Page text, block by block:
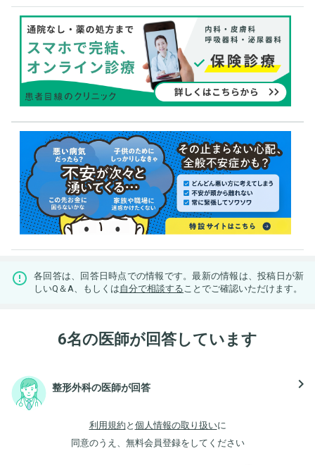
各回答は、回答日時点での情報です。最新の情報は、投稿日が新
しいQ＆A、もしくは自分で相談する ことでご確認いただけます。
6名の医師が回答しています
整形外科の医師が回答 navigate_next
利用規約 と 個人情報の取り扱いに
同意のうえ、無料会員登録をしてください